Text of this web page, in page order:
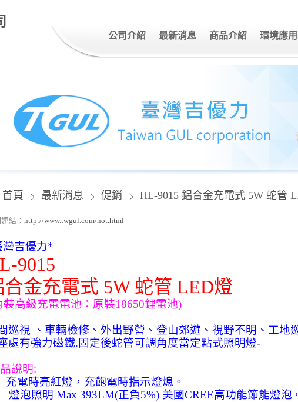
公司介紹 最新消息 商品介紹 環境應用
首頁 最新消息 促銷 HL-9015 鋁合金充電式 5W 蛇管
結： http://www.twgul.com/hot.html
灣吉優力*
9015
合金充電式 5W蛇管 LED燈
裝高級充電電池：原裝18650鋰電池)
巡視 、車輛檢修、外出野營、登山郊遊、視野不明、工地
處有強力磁鐵.固定後蛇管可調角度當定點式照明燈-
說明:
充電時亮紅燈，充飽電時指示燈熄。
燈泡照明 Max 393LM(正負5%) 美國CREE高功能節能燈泡